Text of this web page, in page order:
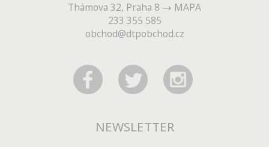
Thámova 32, Praha 8
MAPA
233 355 585
obchod@dtpobchod.cz
NEWSLETTER